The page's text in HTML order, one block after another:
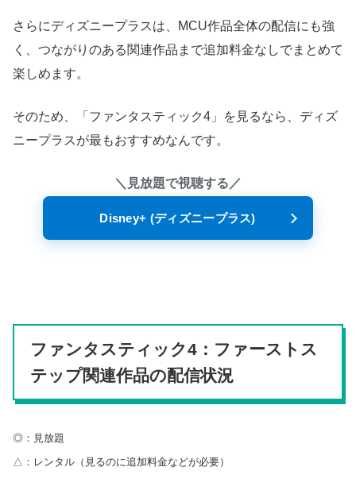
さらにディズニープラスは、MCU作品全体の配信にも強
く、つながりのある関連作品まで追加料金なしでまとめて
楽しめます。
そのため、「ファンタスティック4」を見るなら、ディズ
ニープラスが最もおすすめなんです。
＼見放題で視聴する／
Disney+ (ディズニープラス)
ファンタスティック4：ファーストス
テップ関連作品の配信状況
◎：見放題
△：レンタル（見るのに追加料金などが必要）